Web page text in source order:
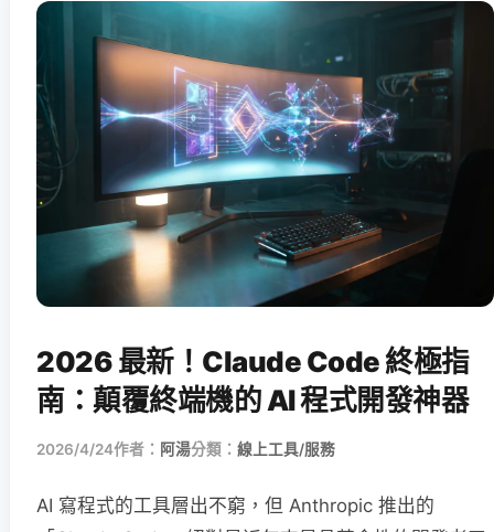
2026 最新！Claude Code 終極指
南：顛覆終端機的 AI 程式開發神器
2026/4/24作者： 阿湯分類： 線上工具/服務
AI 寫程式的工具層出不窮，但 Anthropic 推出的